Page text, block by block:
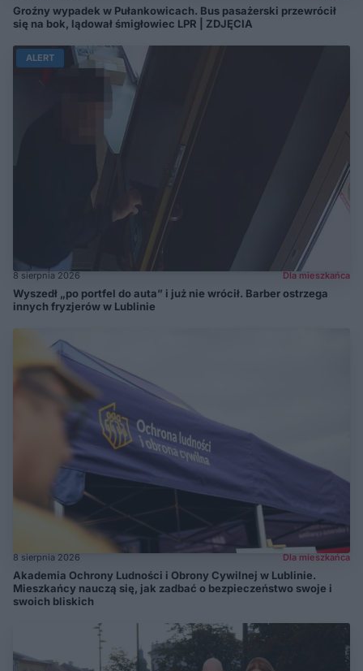
Groźny wypadek w Pułankowicach. Bus pasażerski przewrócił
się na bok, lądował śmigłowiec LPR | ZDJĘCIA
ALERT
8 sierpnia 2026 Dla mieszkańca
Wyszedł „po portfel do auta” i już nie wrócił. Barber ostrzega
innych fryzjerów w Lublinie
8 sierpnia 2026 Dla mieszkańca
Akademia Ochrony Ludności i Obrony Cywilnej w Lublinie.
Mieszkańcy nauczą się, jak zadbać o bezpieczeństwo swoje i
swoich bliskich